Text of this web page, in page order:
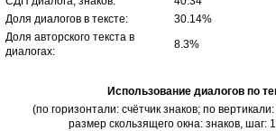
Доля диалогов в тексте:
30.14%
Доля авторского текста в
диалогах:
8.3%
Использование диалогов по
(по горизонтали: счётчик знаков; по
размер скользящего окна: знаков, шаг: